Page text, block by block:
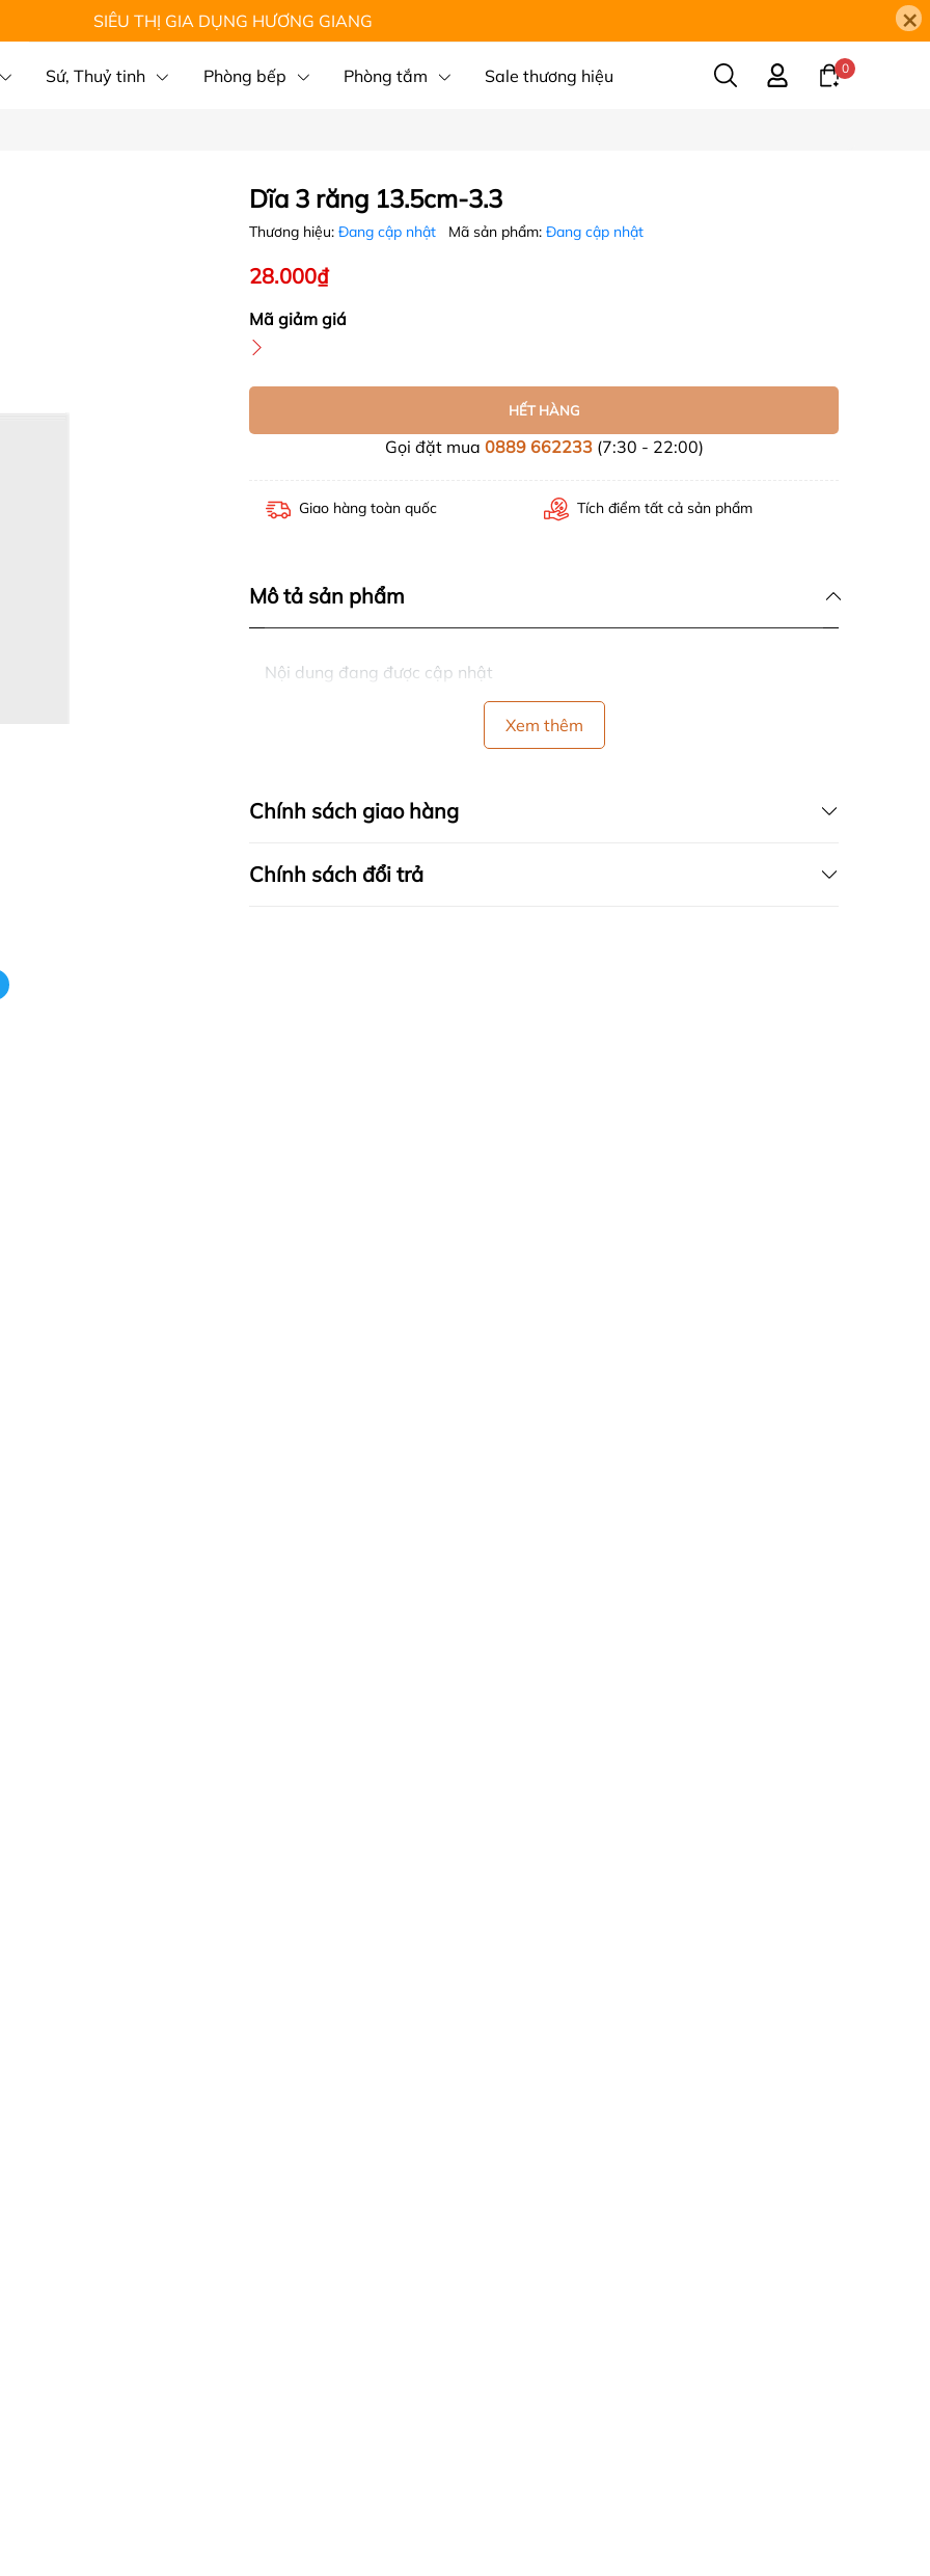
SIÊU THỊ GIA DỤNG HƯƠNG GIANG ×
Sứ, Thuỷ tinh Phòng bếp Phòng tắm Sale thương hiệu 0
Dĩa 3 răng 13.5cm-3.3
Thương hiệu: Đang cập nhật Mã sản phẩm: Đang cập nhật
28.000₫
Mã giảm giá
HẾT HÀNG
Gọi đặt mua 0889 662233(7:30 - 22:00)
Giao hàng toàn quốc Tích điểm tất cả sản phẩm
Mô tả sản phẩm
Nội dung đang được cập nhật
Xem thêm
Chính sách giao hàng
Chính sách đổi trả